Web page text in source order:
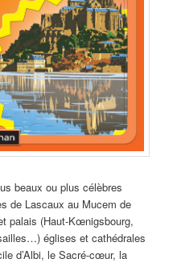
beaux ou plus célèbres
de Lascaux au Mucem de
palais (Haut-Kœnigsbourg,
églises et cathédrales
d’Albi, le Sacré-cœur, la